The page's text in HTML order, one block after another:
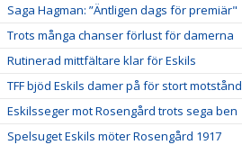
Saga Hagman: ”Äntligen dags för premiär"
Trots många chanser förlust för damerna
Rutinerad mittfältare klar för Eskils
TFF bjöd Eskils damer på för stort motstånd
Eskilsseger mot Rosengård trots sega ben
Spelsuget Eskils möter Rosengård 1917